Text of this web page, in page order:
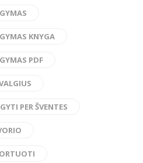
KNYGA
PDF
PER ŠVENTES